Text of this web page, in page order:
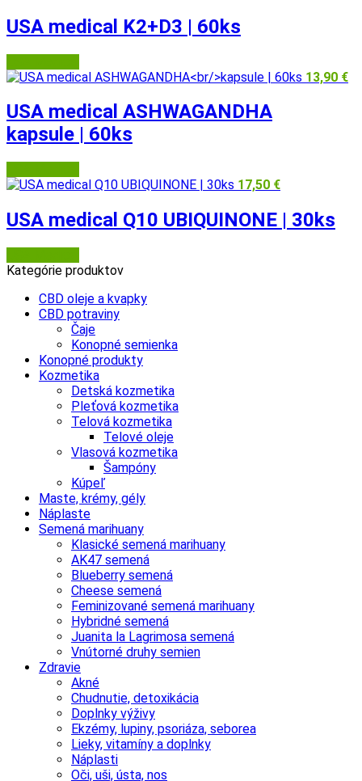
USA medical K2+D3 | 60ks
13,90 €
USA medical ASHWAGANDHA
kapsule | 60ks
17,50 €
USA medical Q10 UBIQUINONE | 30ks
Kategórie produktov
CBD oleje a kvapky
CBD potraviny
Čaje
Konopné semienka
Konopné produkty
Kozmetika
Detská kozmetika
Pleťová kozmetika
Telová kozmetika
Telové oleje
Vlasová kozmetika
Šampóny
Kúpeľ
Maste, krémy, gély
Náplaste
Semená marihuany
Klasické semená marihuany
AK47 semená
Blueberry semená
Cheese semená
Feminizované semená marihuany
Hybridné semená
Juanita la Lagrimosa semená
Vnútorné druhy semien
Zdravie
Akné
Chudnutie, detoxikácia
Doplnky výživy
Ekzémy, lupiny, psoriáza, seborea
Lieky, vitamíny a doplnky
Náplasti
Oči, uši, ústa, nos